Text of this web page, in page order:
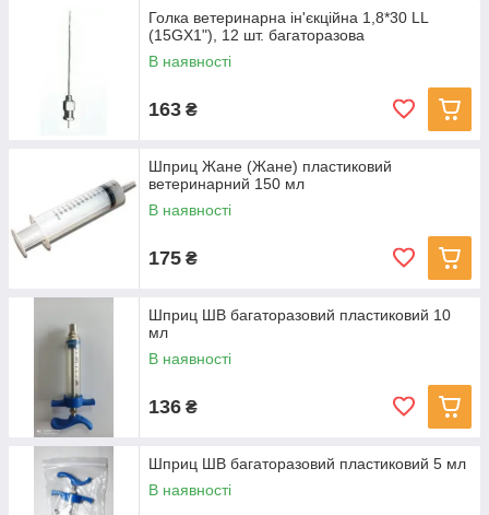
Голка ветеринарна ін'єкційна 1,8*30 LL
(15GX1"), 12 шт. багаторазова
В наявності
163 ₴
Шприц Жане (Жане) пластиковий
ветеринарний 150 мл
В наявності
175 ₴
Шприц ШВ багаторазовий пластиковий 10
мл
В наявності
136 ₴
Шприц ШВ багаторазовий пластиковий 5 мл
В наявності